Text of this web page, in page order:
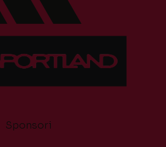
Sponsori